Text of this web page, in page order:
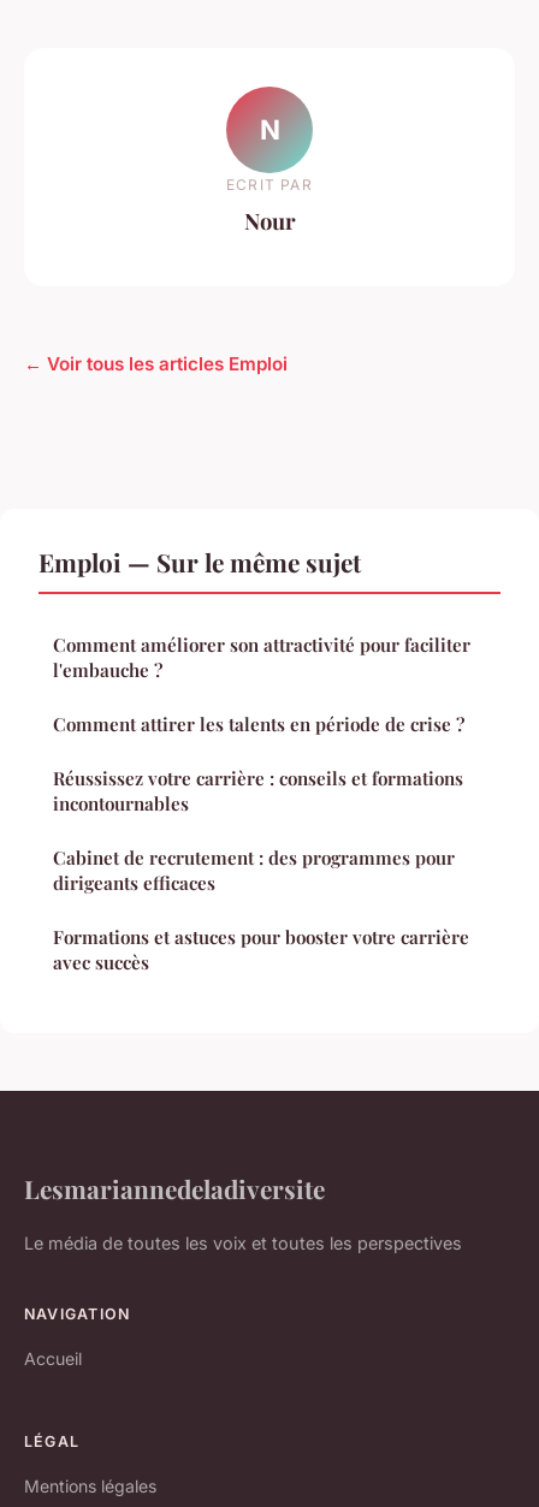
N
ECRIT PAR
Nour
← Voir tous les articles Emploi
Emploi — Sur le même sujet
Comment améliorer son attractivité pour faciliter
l'embauche ?
Comment attirer les talents en période de crise ?
Réussissez votre carrière : conseils et formations
incontournables
Cabinet de recrutement : des programmes pour
dirigeants efficaces
Formations et astuces pour booster votre carrière
avec succès
Lesmariannedeladiversite
Le média de toutes les voix et toutes les perspectives
NAVIGATION
Accueil
LÉGAL
Mentions légales